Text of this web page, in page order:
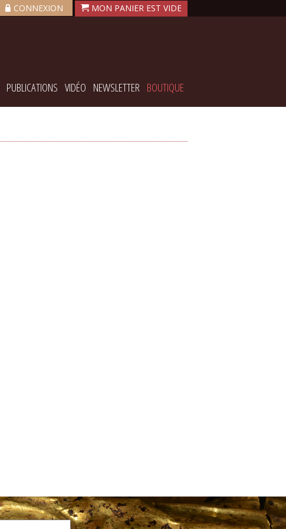
CONNEXION
PUBLICATIONS VIDÉO NEWSLETTER BOUTIQUE